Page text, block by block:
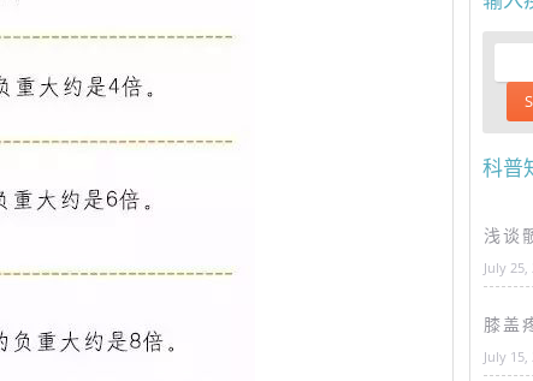
科普
浅谈
July 25,
膝盖
July 15,